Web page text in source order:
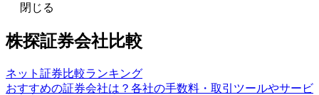
閉じる
株探証券会社比較
ネット証券比較ランキング
おすすめの証券会社は？各社の手数料・取引ツールやサービ